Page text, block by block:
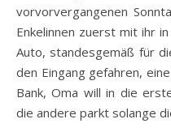
vorvorvergangenen
Enkelinnen zuerst mit ihr
Auto, standesgemäß für
den Eingang gefahren,
Bank, Oma will in die
die andere parkt solange